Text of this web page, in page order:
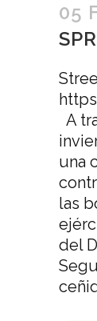
05
A
una
las
del